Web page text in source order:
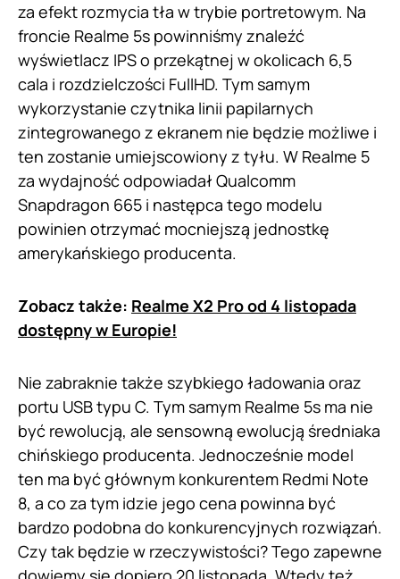
za efekt rozmycia tła w trybie portretowym. Na
froncie Realme 5s powinniśmy znaleźć
wyświetlacz IPS o przekątnej w okolicach 6,5
cala i rozdzielczości FullHD. Tym samym
wykorzystanie czytnika linii papilarnych
zintegrowanego z ekranem nie będzie możliwe i
ten zostanie umiejscowiony z tyłu. W Realme 5
za wydajność odpowiadał Qualcomm
Snapdragon 665 i następca tego modelu
powinien otrzymać mocniejszą jednostkę
amerykańskiego producenta.
Zobacz także: Realme X2 Pro od 4 listopada
dostępny w Europie!
Nie zabraknie także szybkiego ładowania oraz
portu USB typu C. Tym samym Realme 5s ma nie
być rewolucją, ale sensowną ewolucją średniaka
chińskiego producenta. Jednocześnie model
ten ma być głównym konkurentem Redmi Note
8, a co za tym idzie jego cena powinna być
bardzo podobna do konkurencyjnych rozwiązań.
Czy tak będzie w rzeczywistości? Tego zapewne